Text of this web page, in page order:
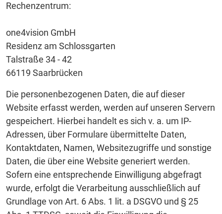
Rechenzentrum:
one4vision GmbH
Residenz am Schlossgarten
Talstraße 34 - 42
66119 Saarbrücken
Die personenbezogenen Daten, die auf dieser
Website erfasst werden, werden auf unseren Servern
gespeichert. Hierbei handelt es sich v. a. um IP-
Adressen, über Formulare übermittelte Daten,
Kontaktdaten, Namen, Websitezugriffe und sonstige
Daten, die über eine Website generiert werden.
Sofern eine entsprechende Einwilligung abgefragt
wurde, erfolgt die Verarbeitung ausschließlich auf
Grundlage von Art. 6 Abs. 1 lit. a DSGVO und § 25